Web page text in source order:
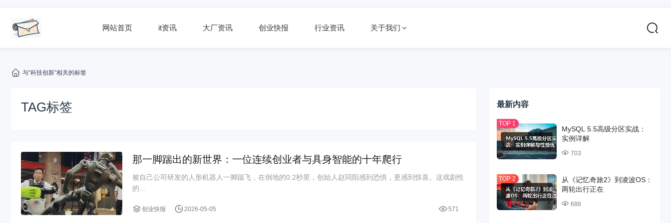
网站首页 it资讯 大厂资讯 创业快报 行业资讯 关于我们
与“科技创新”相关的标签
TAG标签
那一脚踹出的新世界：一位连续创业者与具身智能的十年爬行
被自己公司研发的人形机器人一脚踹飞，在倒地的0.2秒里，创始人赵同阳感到恐惧，更感到惊喜。这戏剧性
的...
创业快报 2026-05-05 571
最新内容
MySQL 5.5高级分区实战：
实例详解
703
从《记忆奇旅2》到凌波OS：
两轮出行正在
688